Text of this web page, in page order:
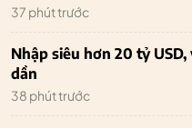
37 phút trước
Nhập siêu hơn 20 tỷ
dần
38 phút trước